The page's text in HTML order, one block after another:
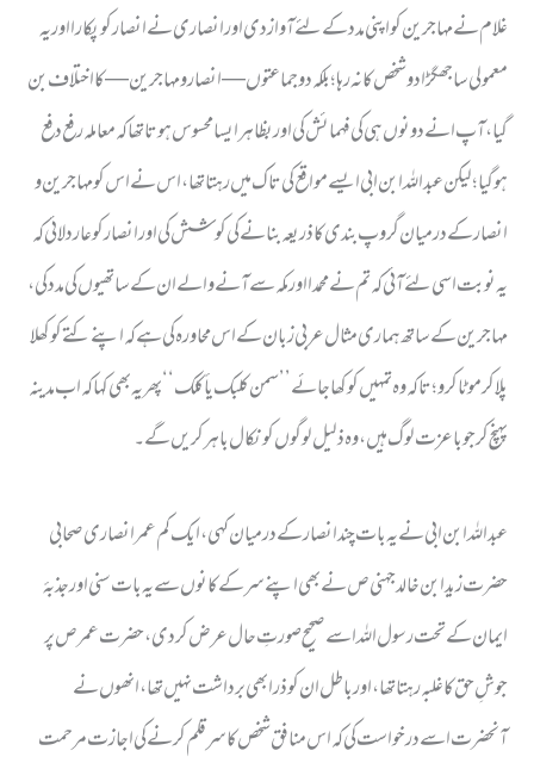
غلام نے مہاجرین کو اپنی مدد کے لئے آواز دی اور انصار ی نے انصار کو پکارا اور یہ
معمولی سا جھگڑا دو شخص کا نہ رہا ؛ بلکہ دو جماعتوں — انصار و مہاجرین — کا اختلاف بن
گیا ، آپ ا نے دونوں ہی کی فہمائش کی اور بظاہر ایسا محسوس ہوتا تھا کہ معاملہ رفع دفع
ہو گیا ؛ لیکن عبد اللہ ابن ابی ایسے مواقع کی تاک میں رہتا تھا ، اس نے اس کو مہاجرین و
انصار کے درمیان گروپ بندی کاذریعہ بنانے کی کوشش کی اور انصار کو عار دلائی کہ
یہ نوبت اسی لئے آئی کہ تم نے محمد ا اورمکہ سے آنے والے ان کے ساتھیوں کی مدد کی ،
مہاجرین کے ساتھ ہماری مثال عربی زبان کے اس محاورہ کی ہے کہ اپنے کتے کو کھلا
پلا کر موٹا کرو؛ تاکہ وہ تمہیں کو کھا جائے ’’ سمن کلبک یأکلک‘‘ پھر یہ بھی کہا کہ اب مدینہ
پہنچ کر جو باعزت لوگ ہیں ، وہ ذلیل لوگوں کو نکال باہر کریں گے ۔
عبد اللہ ابن ابی نے یہ بات چند انصار کے درمیان کہی ، ایک کم عمر انصاری صحابی
حضرت زید ابن خالد جہنی ص نے بھی اپنے سر کے کانوں سے یہ بات سنی اور جذبۂ
ایمان کے تحت رسول اللہ ا سے صحیح صورتِ حال عرض کردی ، حضرت عمر ص پر
جوشِ حق کا غلبہ رہتا تھا ، اور باطل ان کو ذرا بھی برداشت نہیں تھا ، انھوں نے
آنحضرت ا سے درخواست کی کہ اس منافق شخص کا سر قلم کرنے کی اجازت مرحمت